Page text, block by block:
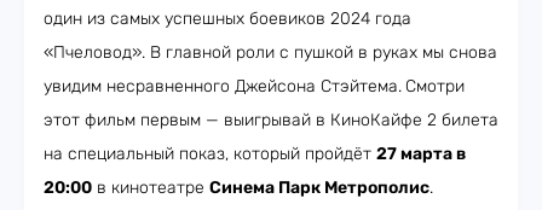
один из самых успешных боевиков 2024 года
«Пчеловод». В главной роли с пушкой в руках мы снова
увидим несравненного Джейсона Стэйтема. Смотри
этот фильм первым — выигрывай в КиноКайфе 2 билета
на специальный показ, который пройдёт 27 марта в
20:00 в кинотеатре Синема Парк Метрополис.